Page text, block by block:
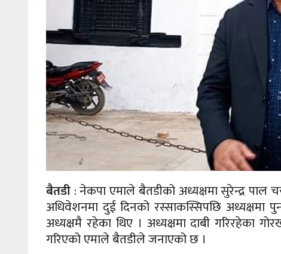
बैतडी : नेकपा एमाले बैतडीको अध्यक्षमा सुरेन्द्र
अधिवेशनमा दुई दिनको रस्साकस्सिपछि
अध्यक्षमै रहेका थिए । अध्यक्षमा दाबी गरिरहेका
गरिएको एमाले बैतडीले जनाएको छ ।